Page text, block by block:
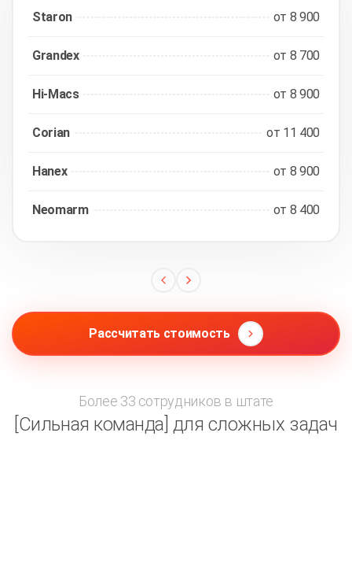
Staron от 8 900
Grandex от 8 700
Hi-Macs от 8 900
Corian от 11 400
Hanex от 8 900
Neomarm от 8 400
Рассчитать стоимость
Более 33 сотрудников в штате
[Сильная команда] для сложных задач